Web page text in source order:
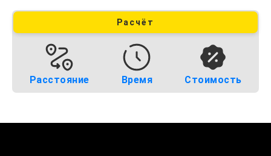
Расчёт
Расстояние Время Стоимость